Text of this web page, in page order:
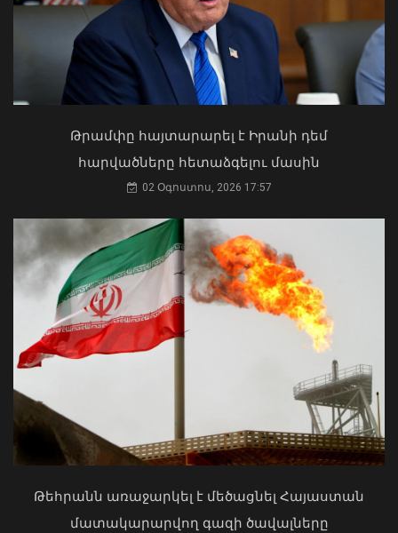
07 Օգոստոս, 2026 22:11
Փոխվարչապետ Տիգրան
Խաչատրյանը մասնակցել է
Շինարարի օրվան նվիրված
միջոցառմանը
07 Օգոստոս, 2026 21:53
Ի՞նչ ուղերձ էր ոտքի չկանգնելը.
Աղաջանյանը` ընդդիմությանը
02 Օգոստոս, 2026 15:22
Արտաշատում 14 մարդ թունավորման
ախտանիշներով դիմել է ԲԿ. ՀՎԿԱԿ
02 Օգոստոս, 2026 15:06
Թրամփը հայտարարել է Իրանի դեմ
հարվածները հետաձգելու մասին
02 Օգոստոս, 2026 17:57
Թեհրանն առաջարկել է մեծացնել Հայաստան
մատակարարվող գազի ծավալները